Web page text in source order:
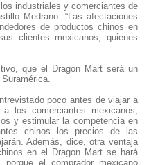
industriales y comerciantes de
Medrano. “Las afectaciones
de productos chinos en
clientes mexicanos, quienes
que el Dragon Mart será un
poco antes de viajar a
los comerciantes mexicanos,
y estimular la competencia en
chinos los precios de las
Además, dice, otra ventaja
en el Dragon Mart se hará
el comprador mexicano